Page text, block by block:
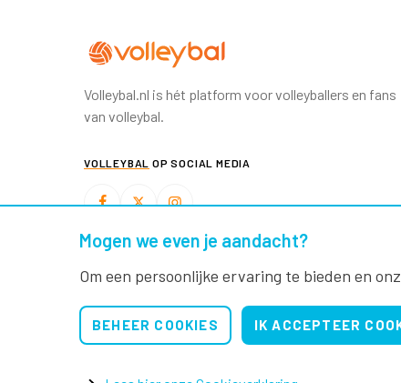
Volleybal.nl is hét platform voor volleyballers en fans
van volleybal.
VOLLEYBAL OP SOCIAL MEDIA
Mogen we even je aandacht?
Om een persoonlijke ervaring te bieden en
BEHEER COOKIES IK ACCEPTEER